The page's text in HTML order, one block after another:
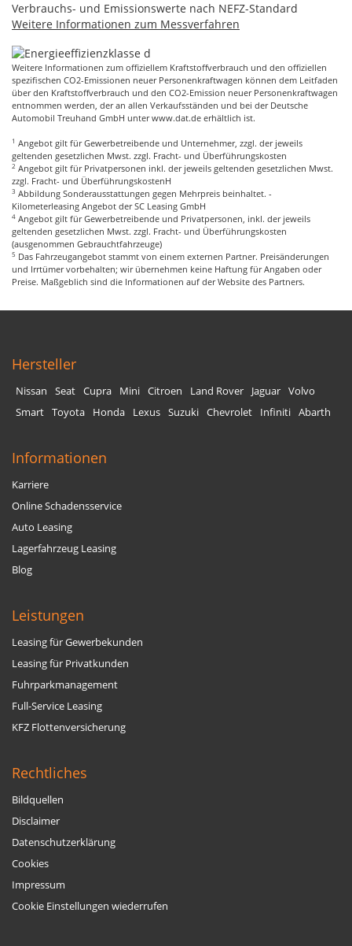
Verbrauchs- und Emissionswerte nach NEFZ-Standard
Weitere Informationen zum Messverfahren
Weitere Informationen zum offiziellem Kraftstoffverbrauch und den offiziellen
spezifischen CO2-Emissionen neuer Personenkraftwagen können dem Leitfaden
über den Kraftstoffverbrauch und den CO2-Emission neuer Personenkraftwagen
entnommen werden, der an allen Verkaufsständen und bei der Deutsche
Automobil Treuhand GmbH unterwww.dat.de erhältlich ist.
1 Angebot gilt für Gewerbetreibende und Unternehmer, zzgl. der jeweils
geltenden gesetzlichen Mwst. zzgl. Fracht- und Überführungskosten
2 Angebot gilt für Privatpersonen inkl. der jeweils geltenden gesetzlichen Mwst.
zzgl. Fracht- und ÜberführungskostenH
3 Abbildung Sonderausstattungen gegen Mehrpreis beinhaltet. -
Kilometerleasing Angebot der SC Leasing GmbH
4 Angebot gilt für Gewerbetreibende und Privatpersonen, inkl. der jeweils
geltenden gesetzlichen Mwst. zzgl. Fracht- und Überführungskosten
(ausgenommen Gebrauchtfahrzeuge)
5 Das Fahrzeugangebot stammt von einem externen Partner. Preisänderungen
und Irrtümer vorbehalten; wir übernehmen keine Haftung für Angaben oder
Preise. Maßgeblich sind die Informationen auf der Website des Partners.
Hersteller
Nissan Seat Cupra Mini Citroen Land Rover Jaguar Volvo
Smart Toyota Honda Lexus Suzuki Chevrolet Infiniti Abarth
Informationen
Karriere
Online Schadensservice
Auto Leasing
Lagerfahrzeug Leasing
Blog
Leistungen
Leasing für Gewerbekunden
Leasing für Privatkunden
Fuhrparkmanagement
Full-Service Leasing
KFZ Flottenversicherung
Rechtliches
Bildquellen
Disclaimer
Datenschutzerklärung
Cookies
Impressum
Cookie Einstellungen wiederrufen